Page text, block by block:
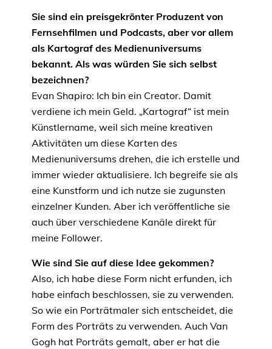
Sie sind ein preisgekrönter Produzent von
Fernsehfilmen und Podcasts, aber vor allem
als Kartograf des Medienuniversums
bekannt. Als was würden Sie sich selbst
bezeichnen?
Evan Shapiro: Ich bin ein Creator. Damit
verdiene ich mein Geld. „Kartograf“ ist mein
Künstlername, weil sich meine kreativen
Aktivitäten um diese Karten des
Medienuniversums drehen, die ich erstelle und
immer wieder aktualisiere. Ich begreife sie als
eine Kunstform und ich nutze sie zugunsten
einzelner Kunden. Aber ich veröffentliche sie
auch über verschiedene Kanäle direkt für
meine Follower.
Wie sind Sie auf diese Idee gekommen?
Also, ich habe diese Form nicht erfunden, ich
habe einfach beschlossen, sie zu verwenden.
So wie ein Porträtmaler sich entscheidet, die
Form des Porträts zu verwenden. Auch Van
Gogh hat Porträts gemalt, aber er hat die